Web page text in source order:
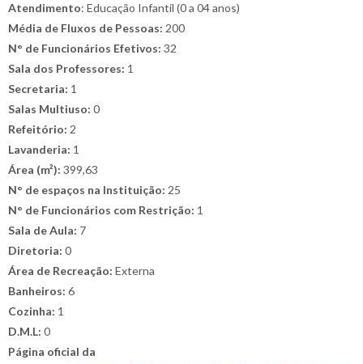
Atendimento: Educação Infantil (0 a 04 anos)
Média de Fluxos de Pessoas: 200
N° de Funcionários Efetivos: 32
Sala dos Professores: 1
Secretaria: 1
Salas Multiuso: 0
Refeitório: 2
Lavanderia: 1
Área (m²): 399,63
N° de espaços na Instituição: 25
N° de Funcionários com Restrição: 1
Sala de Aula: 7
Diretoria: 0
Área de Recreação: Externa
Banheiros: 6
Cozinha: 1
D.M.L: 0
Página oficial da